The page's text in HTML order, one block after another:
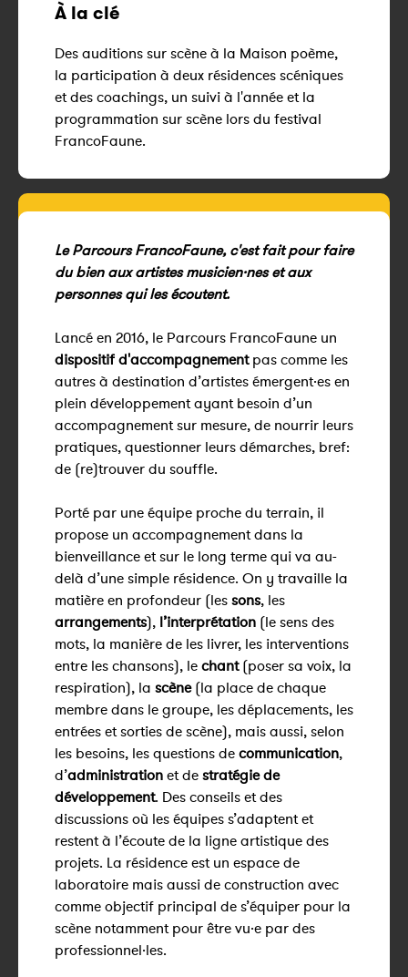
À la clé
Des auditions sur scène à la Maison poème,
la participation à deux résidences scéniques
et des coachings, un suivi à l'année et la
programmation sur scène lors du festival
FrancoFaune.
Le Parcours FrancoFaune, c'est fait pour faire
du bien aux artistes musicien·nes et aux
personnes qui les écoutent.
Lancé en 2016, le Parcours FrancoFaune un
dispositif d'accompagnementpas comme les
autres à destination d’artistes émergent·es en
plein développement ayant besoin d’un
accompagnement sur mesure, de nourrir leurs
pratiques, questionner leurs démarches, bref:
de (re)trouver du souffle.
Porté par une équipe proche du terrain, il
propose un accompagnement dans la
bienveillance et sur le long terme qui va au-
delà d’une simple résidence. On y travaille la
matière en profondeur (les sons, les
arrangements), l’interprétation (le sens des
mots, la manière de les livrer, les interventions
entre les chansons), le chant (poser sa voix, la
respiration), la scène (la place de chaque
membre dans le groupe, les déplacements, les
entrées et sorties de scène), mais aussi, selon
les besoins, les questions de communication,
d’administration et de stratégie de
développement. Des conseils et des
discussions où les équipes s’adaptent et
restent à l’écoute de la ligne artistique des
projets. La résidence est un espace de
laboratoire mais aussi de construction avec
comme objectif principal de s’équiper pour la
scène notamment pour être vu·e par des
professionnel·les.